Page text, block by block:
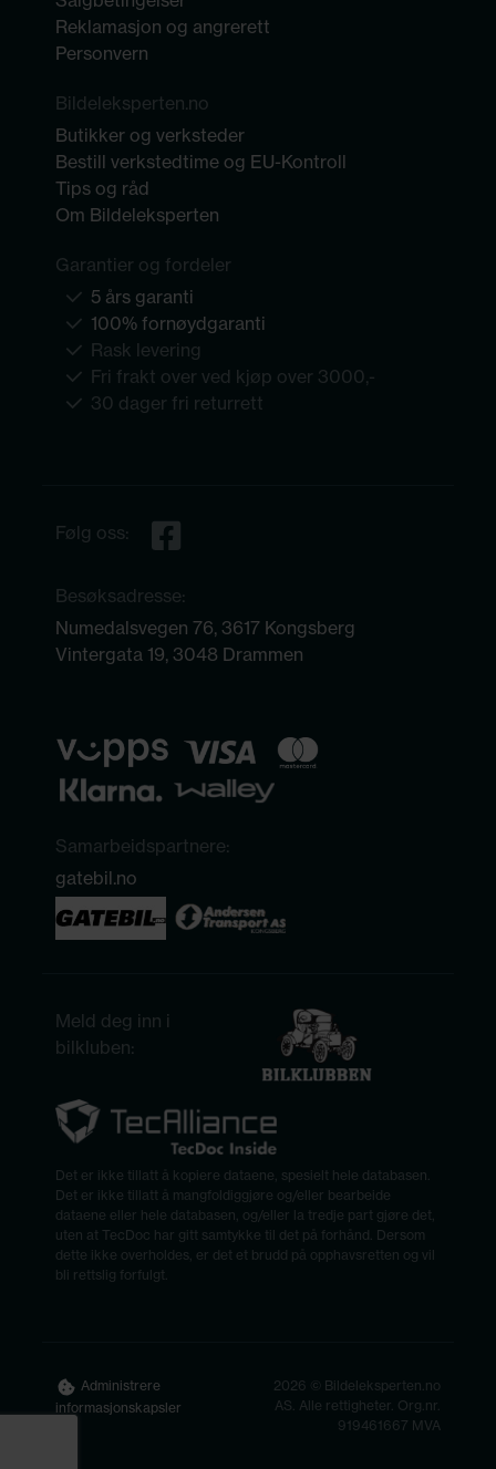
Reklamasjon og angrerett
Personvern
Bildeleksperten.no
Butikker og verksteder
Bestill verkstedtime og EU-Kontroll
Tips og råd
Om Bildeleksperten
Garantier og fordeler
5 års garanti
100% fornøydgaranti
Rask levering
Fri frakt over ved kjøp over 3000,-
30 dager fri returrett
Følg oss:
Besøksadresse:
Numedalsvegen 76, 3617 Kongsberg
Vintergata 19, 3048 Drammen
Samarbeidspartnere:
gatebil.no
Meld deg inn i
bilkluben:
Det er ikke tillatt å kopiere dataene, spesielt hele databasen.
Det er ikke tillatt å mangfoldiggjøre og/eller bearbeide
dataene eller hele databasen, og/eller la tredje part gjøre det,
uten at TecDoc har gitt samtykke til det på forhånd. Dersom
dette ikke overholdes, er det et brudd på opphavsretten og vil
bli rettslig forfulgt.
Administrere
informasjonskapsler
2026 © Bildeleksperten.no
AS. Alle rettigheter. Org.nr.
919461667 MVA